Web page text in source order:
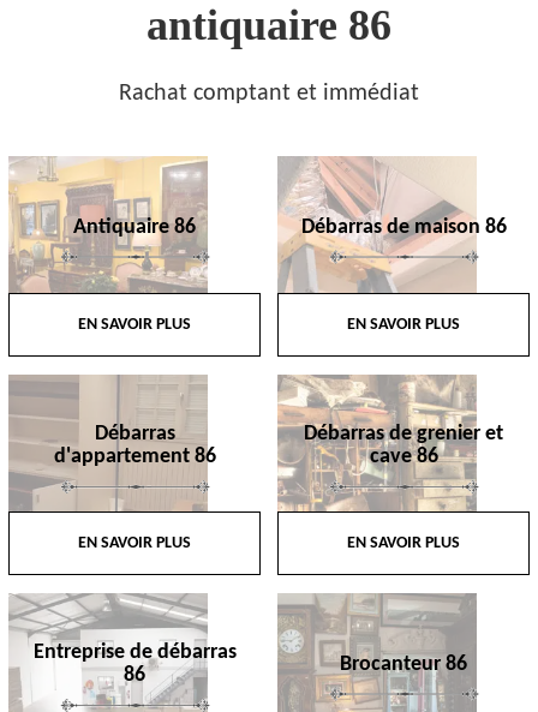
antiquaire 86
Rachat comptant et immédiat
Antiquaire 86
EN SAVOIR PLUS
Débarras de maison 86
EN SAVOIR PLUS
Débarras
d'appartement 86
EN SAVOIR PLUS
Débarras de grenier et
cave 86
EN SAVOIR PLUS
Entreprise de débarras
86
Brocanteur 86